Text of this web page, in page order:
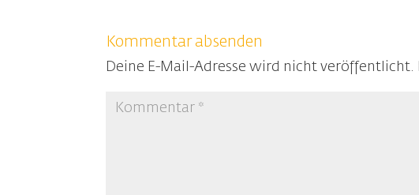
Kommentar absenden
Deine E-Mail-Adresse wird nicht veröffentlicht.